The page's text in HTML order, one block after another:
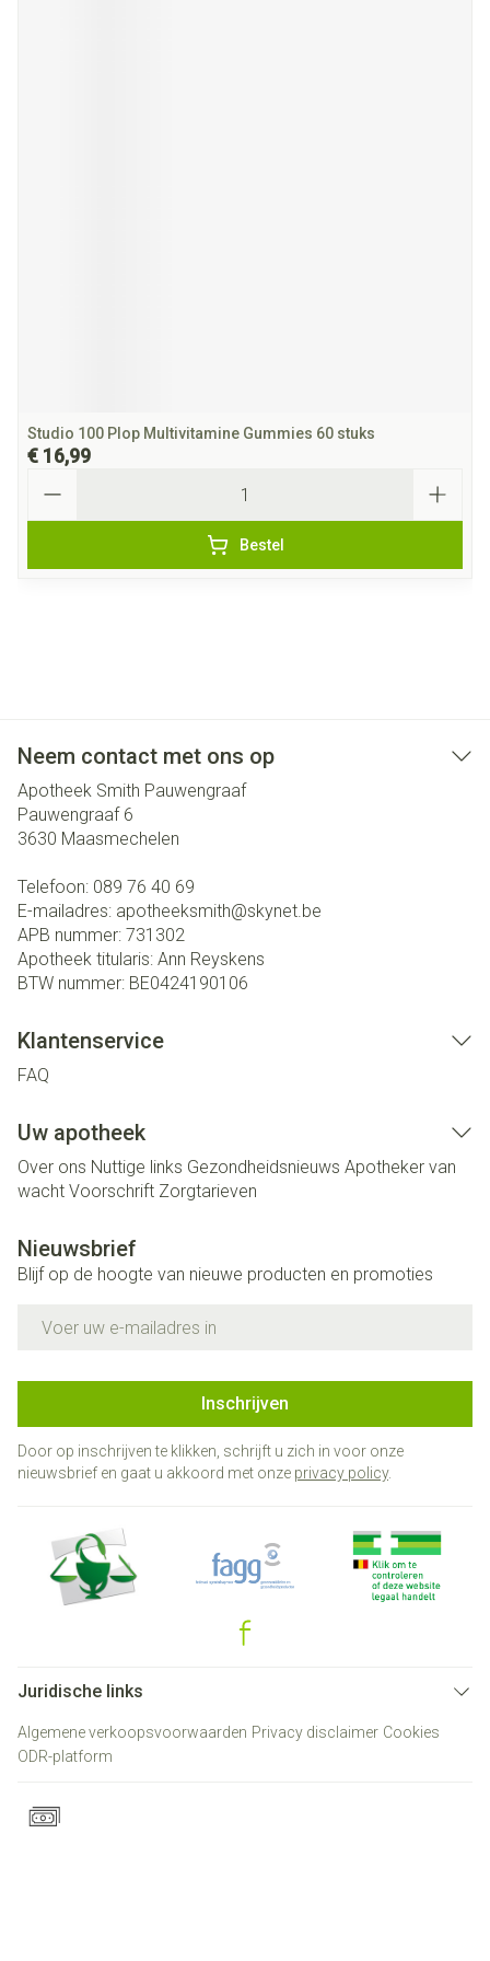
Studio 100 Plop Multivitamine Gummies 60 stuks
€ 16,99
Bestel
Neem contact met ons op
Apotheek Smith Pauwengraaf
Pauwengraaf 6
3630 Maasmechelen
Telefoon: 089 76 40 69
E-mailadres: apotheeksmith@skynet.be
APB nummer: 731302
Apotheek titularis: Ann Reyskens
BTW nummer: BE0424190106
Klantenservice
FAQ
Uw apotheek
Over ons Nuttige links Gezondheidsnieuws Apotheker van
wacht Voorschrift Zorgtarieven
Nieuwsbrief
Blijf op de hoogte van nieuwe producten en promoties
Inschrijven
Door op inschrijven te klikken, schrijft u zich in voor onze
nieuwsbrief en gaat u akkoord met onze privacy policy.
Juridische links
Algemene verkoopsvoorwaarden Privacy disclaimer Cookies
ODR-platform